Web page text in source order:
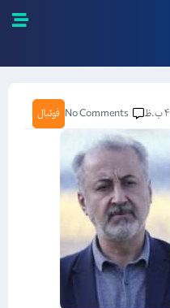
No Comments فوتبال